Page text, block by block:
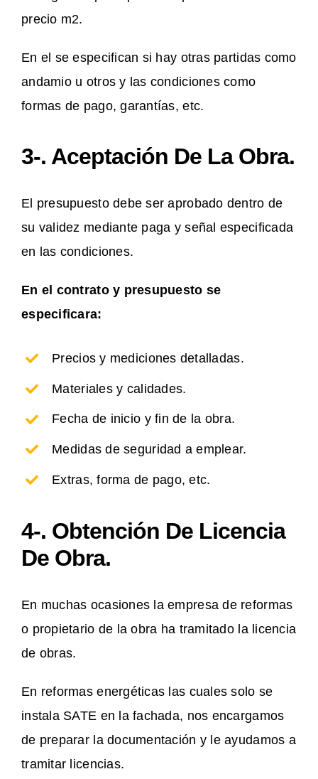
precio m2.
En el se especifican si hay otras partidas como
andamio u otros y las condiciones como
formas de pago, garantías, etc.
3-. Aceptación De La Obra.
El presupuesto debe ser aprobado dentro de
su validez mediante paga y señal especificada
en las condiciones.
En el contrato y presupuesto se
especificara:
Precios y mediciones detalladas.
Materiales y calidades.
Fecha de inicio y fin de la obra.
Medidas de seguridad a emplear.
Extras, forma de pago, etc.
4-. Obtención De Licencia
De Obra.
En muchas ocasiones la empresa de reformas
o propietario de la obra ha tramitado la licencia
de obras.
En reformas energéticas las cuales solo se
instala SATE en la fachada, nos encargamos
de preparar la documentación y le ayudamos a
tramitar licencias.